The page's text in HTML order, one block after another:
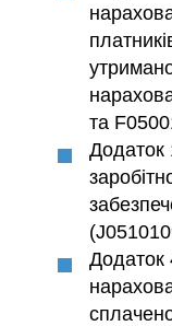
та
Додаток
Додаток